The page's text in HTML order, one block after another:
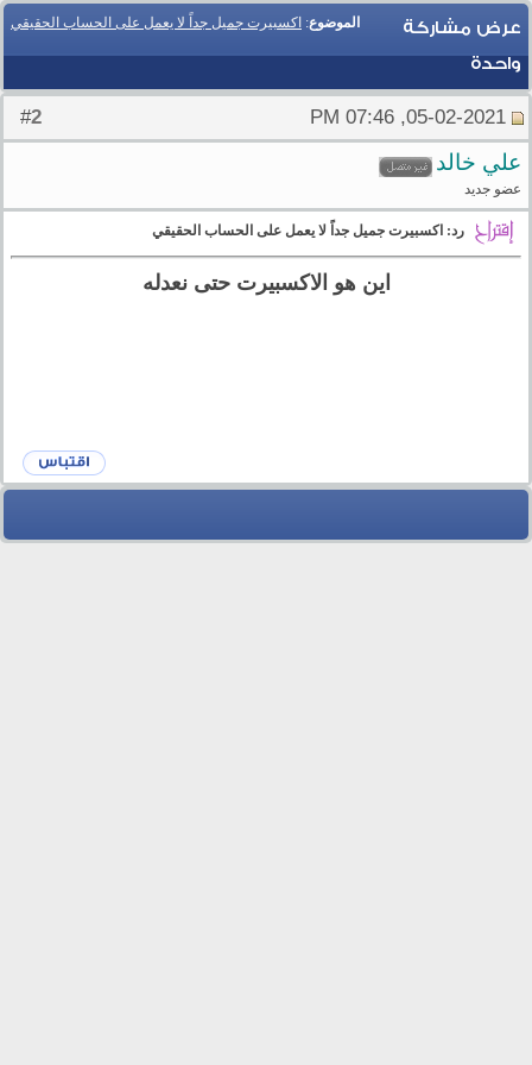
الموضوع: اكسبيرت جميل جداً لا يعمل على الحساب الحقيقي
عرض مشاركة
واحدة
2
علي خالد
عضو جديد
رد: اكسبيرت جميل جداً لا يعمل على الحساب الحقيقي
اين هو الاكسبيرت حتى نعدله